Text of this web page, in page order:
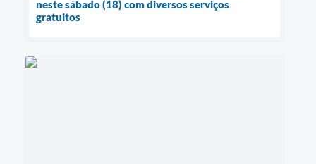
neste sábado (18) com diversos serviços
gratuitos